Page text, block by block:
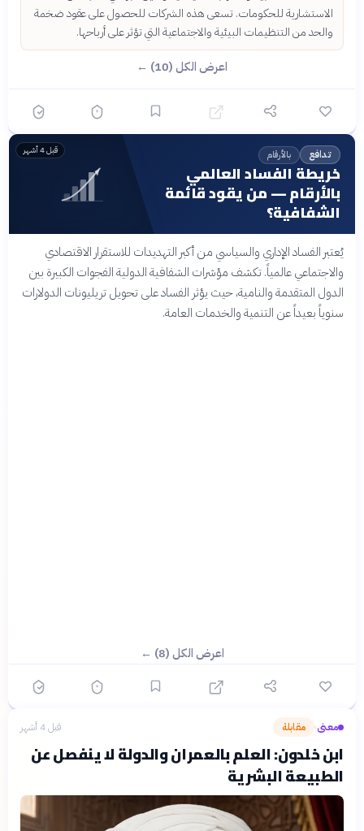
الاستشارية للحكومات. تسعى هذه الشركات للحصول على عقود ضخمة
والحد من التنظيمات البيئية والاجتماعية التي تؤثر على أرباحها.
اعرض الكل (10) ←
تدافع بالأرقام
خريطة الفساد العالمي
بالأرقام — من يقود قائمة
الشفافية؟
قبل 4 أشهر
يُعتبر الفساد الإداري والسياسي من أكبر التهديدات للاستقرار الاقتصادي
والاجتماعي عالمياً. تكشف مؤشرات الشفافية الدولية الفجوات الكبيرة بين
الدول المتقدمة والنامية، حيث يؤثر الفساد على تحويل تريليونات الدولارات
سنوياً بعيداً عن التنمية والخدمات العامة.
اعرض الكل (8) ←
معنى› مقابلة قبل 4 أشهر
ابن خلدون: العلم بالعمران والدولة لا ينفصل عن
الطبيعة البشرية